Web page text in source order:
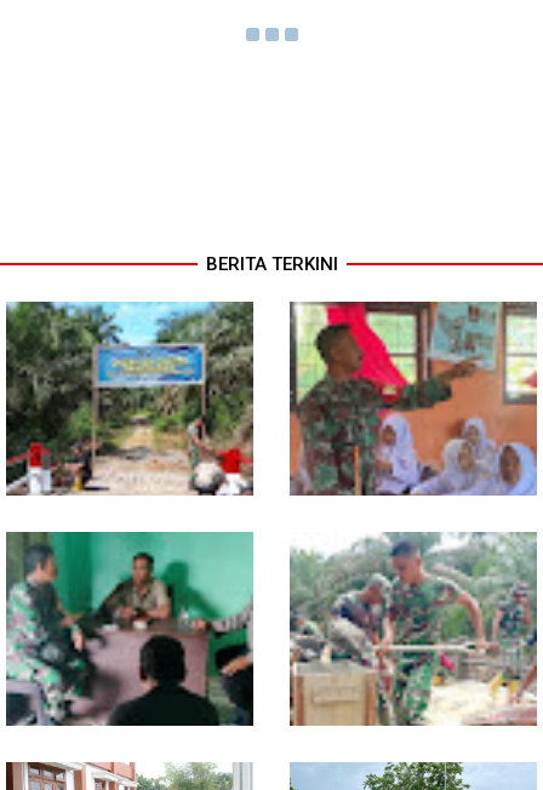
BERITA TERKINI
Kodim 0118 Tancap Gas
Rampungkan Finishing
Jembatan Garuda
Melalui Wasbang, Babinsa
Bentuk Karakter dan Jiwa
Patriotisme Pelajar